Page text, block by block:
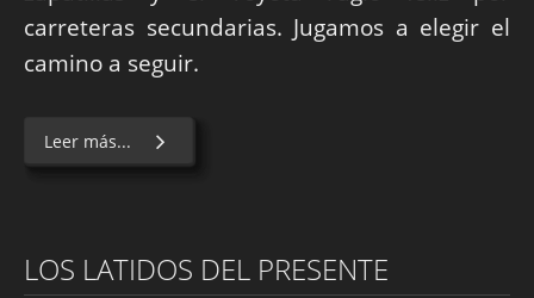
carreteras secundarias. Jugamos a elegir el
camino a seguir.
Leer más...
LOS LATIDOS DEL PRESENTE